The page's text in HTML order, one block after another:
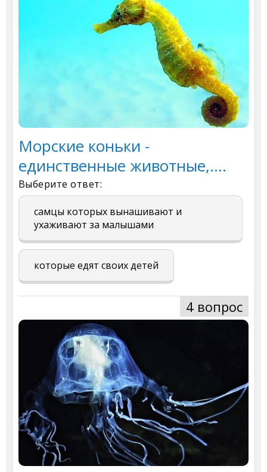
Морские коньки -
единственные животные,....
Выберите ответ:
самцы которых вынашивают и
ухаживают за малышами
которые едят своих детей
4 вопрос